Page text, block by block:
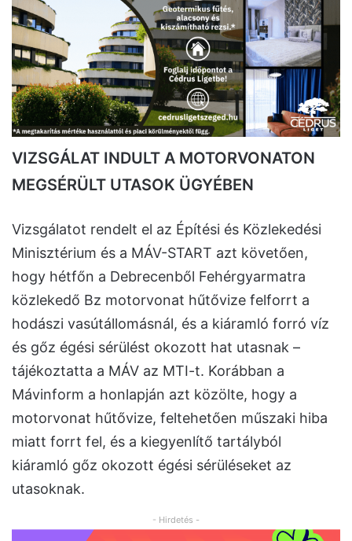
VIZSGÁLAT INDULT A MOTORVONATON
MEGSÉRÜLT UTASOK ÜGYÉBEN
Vizsgálatot rendelt el az Építési és Közlekedési
Minisztérium és a MÁV-START azt követően,
hogy hétfőn a Debrecenből Fehérgyarmatra
közlekedő Bz motorvonat hűtővize felforrt a
hodászi vasútállomásnál, és a kiáramló forró víz
és gőz égési sérülést okozott hat utasnak –
tájékoztatta a MÁV az MTI-t. Korábban a
Mávinform a honlapján azt közölte, hogy a
motorvonat hűtővize, feltehetően műszaki hiba
miatt forrt fel, és a kiegyenlítő tartályból
kiáramló gőz okozott égési sérüléseket az
utasoknak.
- Hirdetés -